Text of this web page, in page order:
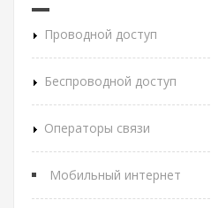
Проводной доступ
Беспроводной доступ
Операторы связи
Мобильный интернет